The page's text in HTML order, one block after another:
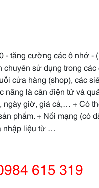
- tăng cường các ô nhớ -
chuyên sử dụng trong
cửa hàng (shop), các
năng là cân điện tử và
ngày giờ, giá cả,… + Có
phẩm. + Nối mạng (có
nhập liệu từ …
615 319